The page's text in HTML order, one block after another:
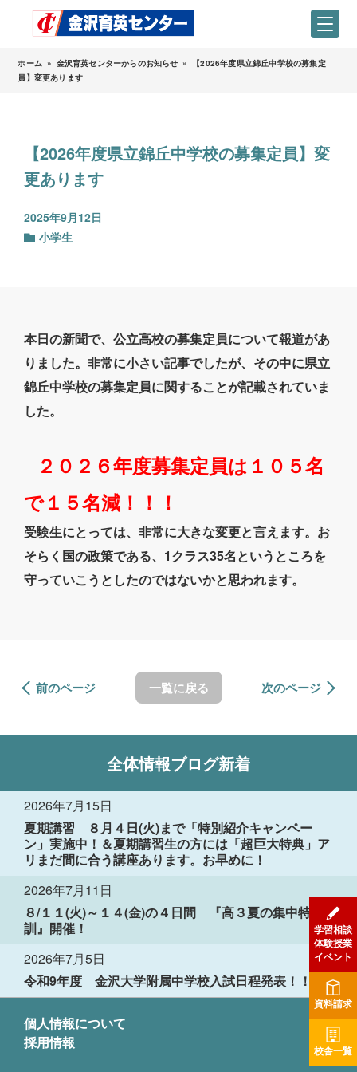
ホーム » 金沢育英センターからのお知らせ »
【2026年度県立錦丘中学校の募集定
員】変更あります
【2026年度県立錦丘中学校の募集定員】変
更あります
2025年9月12日
小学生
本日の新聞で、公立高校の募集定員について報道があ
りました。非常に小さい記事でしたが、その中に県立
錦丘中学校の募集定員に関することが記載されていま
した。
２０２６年度募集定員は１０５名
で１５名減！！！
受験生にとっては、非常に大きな変更と言えます。お
そらく国の政策である、1クラス35名というところを
守っていこうとしたのではないかと思われます。
前のページ 一覧に戻る 次のページ
全体情報ブログ新着
2026年7月15日
夏期講習 ８月４日(火)まで「特別紹介キャンペー
ン」実施中！＆夏期講習生の方には「超巨大特典」ア
リまだ間に合う講座あります。お早めに！
2026年7月11日
８/１１(火)～１４(金)の４日間 『高３夏の集中特
訓』開催！
2026年7月5日
令和9年度 金沢大学附属中学校入試日程発表！！
個人情報について
採用情報
学習相談
体験授業
イベント
資料請求
校舎一覧